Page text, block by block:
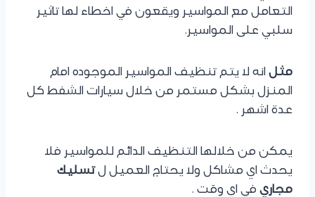
التعامل مع المواسير ويقعون في اخطاء لها تاثير
سلبي على المواسير.
مثل انه لا يتم تنظيف المواسير الموجوده امام
المنزل بشكل مستمر من خلال سيارات الشفط كل
عدة اشهر .
يمكن من خلالها التنظيف الدائم للمواسير فلا
يحدث اي مشاكل ولا يحتاج العميل لتسليك
مجاري في اي وقت .